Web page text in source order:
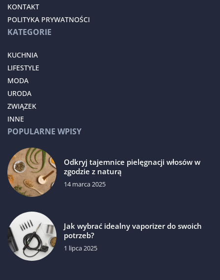
KONTAKT
POLITYKA PRYWATNOŚCI
KATEGORIE
KUCHNIA
LIFESTYLE
MODA
URODA
ZWIĄZEK
INNE
POPULARNE WPISY
Odkryj tajemnice pielęgnacji włosów w
zgodzie z naturą
14 marca 2025
Jak wybrać idealny vaporizer do swoich
potrzeb?
1 lipca 2025